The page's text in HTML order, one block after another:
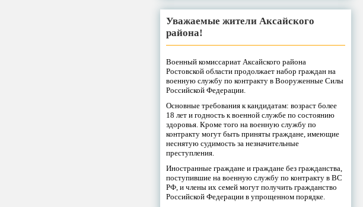
Уважаемые жители Аксайского
района!
Военный комиссариат Аксайского района
Ростовской области продолжает набор граждан на
военную службу по контракту в Вооруженные Силы
Российской Федерации.
Основные требования к кандидатам: возраст более
18 лет и годность к военной службе по состоянию
здоровья. Кроме того на военную службу по
контракту могут быть приняты граждане, имеющие
неснятую судимость за незначительные
преступления.
Иностранные граждане и граждане без гражданства,
поступившие на военную службу по контракту в ВС
РФ, и члены их семей могут получить гражданство
Российской Федерации в упрощенном порядке.